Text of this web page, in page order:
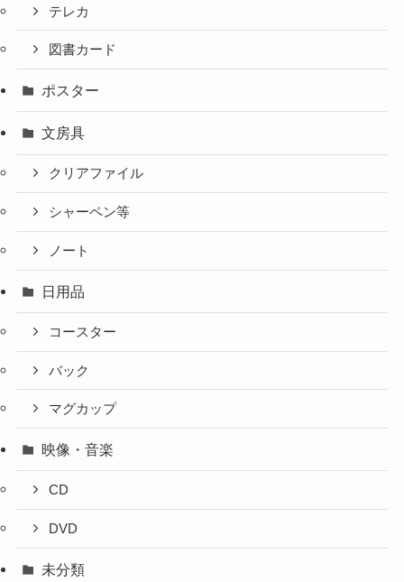
テレカ
図書カード
ポスター
文房具
クリアファイル
シャーペン等
ノート
日用品
コースター
バック
マグカップ
映像・音楽
CD
DVD
未分類